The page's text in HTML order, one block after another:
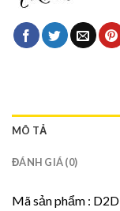
MÔ TẢ
ĐÁNH GIÁ (0)
Mã sản phẩm : D2D